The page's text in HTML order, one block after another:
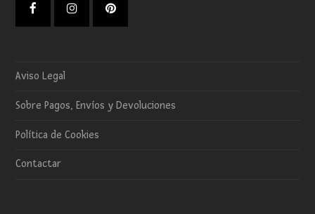
FacebookInstagramPinterest
Aviso Legal
Sobre Pagos, Envíos y Devoluciones
Política de Cookies
Contactar